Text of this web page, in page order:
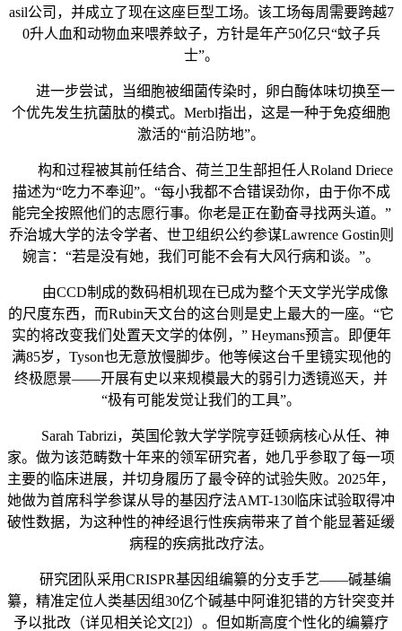
asil公司，并成立了现在这座巨型工场。该工场每周需要跨越7
0升人血和动物血来喂养蚊子，方针是年产50亿只“蚊子兵
士”。
进一步尝试，当细胞被细菌传染时，卵白酶体味切换至一
个优先发生抗菌肽的模式。Merbl指出，这是一种于免疫细胞
激活的“前沿防地”。
构和过程被其前任结合、荷兰卫生部担任人Roland Driece
描述为“吃力不奉迎”。“每小我都不合错误劲你，由于你不成
能完全按照他们的志愿行事。你老是正在勤奋寻找两头道。”
乔治城大学的法令学者、世卫组织公约参谋Lawrence Gostin则
婉言：“若是没有她，我们可能不会有大风行病和谈。”。
由CCD制成的数码相机现在已成为整个天文学光学成像
的尺度东西，而Rubin天文台的这台则是史上最大的一座。“它
实的将改变我们处置天文学的体例，” Heymans预言。即便年
满85岁，Tyson也无意放慢脚步。他等候这台千里镜实现他的
终极愿景——开展有史以来规模最大的弱引力透镜巡天，并
“极有可能发觉让我们的工具”。
Sarah Tabrizi，英国伦敦大学学院亨廷顿病核心从任、神
家。做为该范畴数十年来的领军研究者，她几乎参取了每一项
主要的临床进展，并切身履历了最令碎的试验失败。2025年，
她做为首席科学参谋从导的基因疗法AMT-130临床试验取得冲
破性数据，为这种性的神经退行性疾病带来了首个能显著延缓
病程的疾病批改疗法。
研究团队采用CRISPR基因组编纂的分支手艺——碱基编
纂，精准定位人类基因组30亿个碱基中阿谁犯错的方针突变并
予以批改（详见相关论文[2]）。但如斯高度个性化的编纂疗